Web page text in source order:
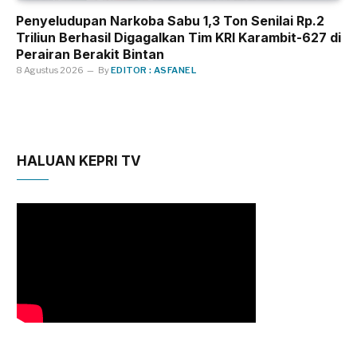
Penyeludupan Narkoba Sabu 1,3 Ton Senilai Rp.2
Triliun Berhasil Digagalkan Tim KRI Karambit-627 di
Perairan Berakit Bintan
8 Agustus 2026 ByEDITOR : ASFANEL
HALUAN KEPRI TV